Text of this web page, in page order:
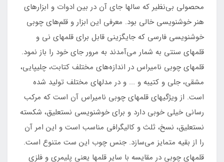
محصولی بی‌نظیر که سالها جای آن در بین ادوات و ابزارهای
هنر خوشنویسی خالی بود. معرفی این ابزار و قلم‌های چوبی
خوشنویسی فارسی که جایگزینی قابل برای قلمهای نی و
قلمهای سنتی به شمار می‌آمدند به مرور جای خود را باز نمود.
قلمهای چوبی نامیراس در اندازه‌های مختلف کتابت، چلیپایی،
مشقی، جلی و کتیبه و ... و در مدلهای مختلف تولید شده
است. از ویژگیهای قلمهای چوبی نامیراس آن است که مرکب
رسانی خیلی خوبی دارد و برای خوشنویسی نستعلیق، شکسته
نستعلیق، نسخ، ثلث و کالیگرافی مناسب است و این امر آن
را از بقیه متمایز می‌سازد. جنس چوب این ست متنوع است.
قلمهای چوبی در مقایسه با سایر قلمها یعنی پلیمری و فلزی